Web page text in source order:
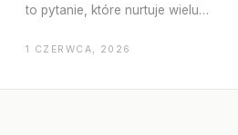
to pytanie, które nurtuje wielu…
1 CZERWCA, 2026